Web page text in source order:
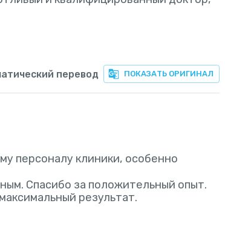
ПОКАЗАТЬ ОРИГИНАЛ
перевод
персоналу клиники, особенно
Спасибо за положительный опыт.
результат.